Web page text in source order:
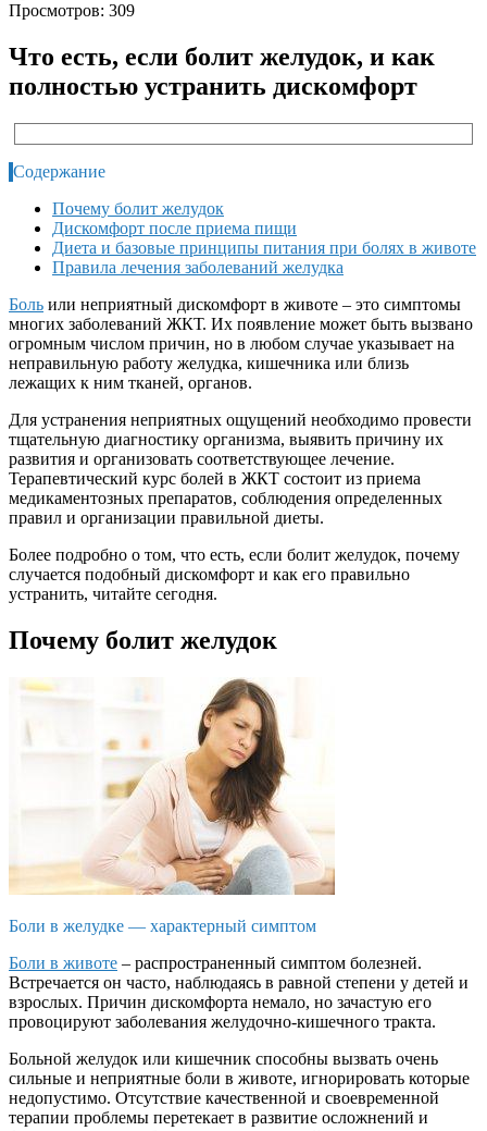
Просмотров: 309
Что есть, если болит желудок, и как
полностью устранить дискомфорт
Содержание
Почему болит желудок
Дискомфорт после приема пищи
Диета и базовые принципы питания при болях в животе
Правила лечения заболеваний желудка
Боль или неприятный дискомфорт в животе – это симптомы
многих заболеваний ЖКТ. Их появление может быть вызвано
огромным числом причин, но в любом случае указывает на
неправильную работу желудка, кишечника или близь
лежащих к ним тканей, органов.
Для устранения неприятных ощущений необходимо провести
тщательную диагностику организма, выявить причину их
развития и организовать соответствующее лечение.
Терапевтический курс болей в ЖКТ состоит из приема
медикаментозных препаратов, соблюдения определенных
правил и организации правильной диеты.
Более подробно о том, что есть, если болит желудок, почему
случается подобный дискомфорт и как его правильно
устранить, читайте сегодня.
Почему болит желудок
Боли в желудке — характерный симптом
Боли в животе – распространенный симптом болезней.
Встречается он часто, наблюдаясь в равной степени у детей и
взрослых. Причин дискомфорта немало, но зачастую его
провоцируют заболевания желудочно-кишечного тракта.
Больной желудок или кишечник способны вызвать очень
сильные и неприятные боли в животе, игнорировать которые
недопустимо. Отсутствие качественной и своевременной
терапии проблемы перетекает в развитие осложнений и